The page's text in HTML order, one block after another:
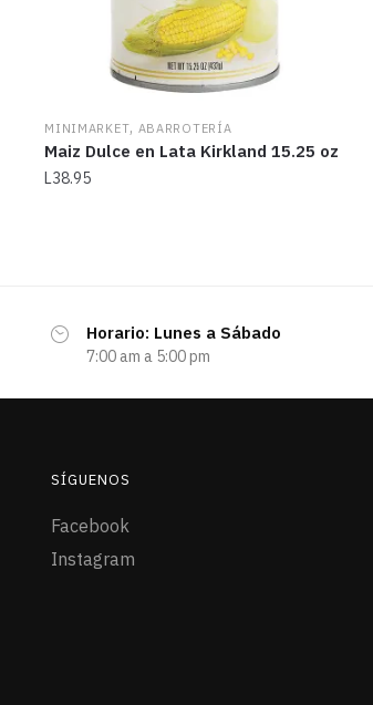
MINIMARKET, ABARROTERÍA
Maiz Dulce en Lata Kirkland 15.25 oz
L38.95
Horario: Lunes a Sábado
7:00 am a 5:00 pm
SÍGUENOS
Facebook
Instagram